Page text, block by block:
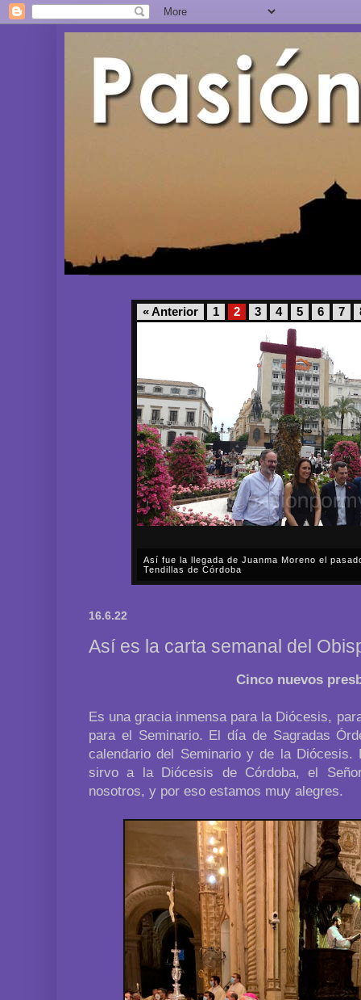
« Anterior 1 2 3 4 5 6 7
Así fue la llegada de Juanma Moreno el
Tendillas de Córdoba
16.6.22
Así es la carta semanal del
Cinco nuevos
Es una gracia inmensa para la Diócesis,
para el Seminario. El día de Sagradas
calendario del Seminario y de la
sirvo a la Diócesis de Córdoba, el
nosotros, y por eso estamos muy alegres.